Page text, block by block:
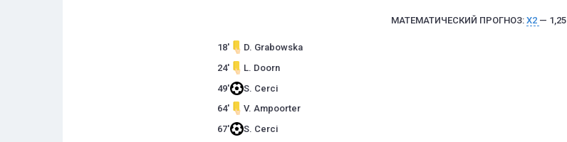
МАТЕМАТИЧЕСКИЙ ПРОГНОЗ: X2 — 1,25
18'
D. Grabowska
24'
L. Doorn
49'
S. Cerci
64'
V. Ampoorter
67'
S. Cerci